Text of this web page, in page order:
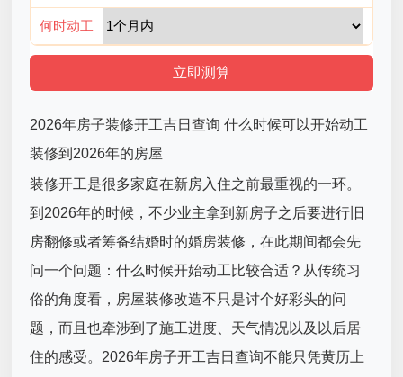
何时动工
2026年房子装修开工吉日查询 什么时候可以开始动工
装修到2026年的房屋
装修开工是很多家庭在新房入住之前最重视的一环。
到2026年的时候，不少业主拿到新房子之后要进行旧
房翻修或者筹备结婚时的婚房装修，在此期间都会先
问一个问题：什么时候开始动工比较合适？从传统习
俗的角度看，房屋装修改造不只是讨个好彩头的问
题，而且也牵涉到了施工进度、天气情况以及以后居
住的感受。2026年房子开工吉日查询不能只凭黄历上